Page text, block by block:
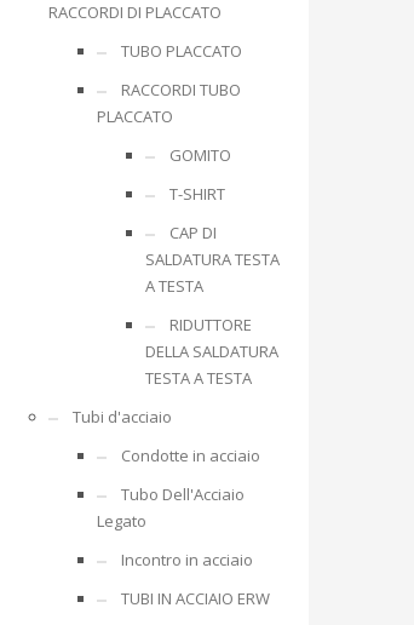
RACCORDI DI PLACCATO
TUBO PLACCATO
RACCORDI TUBO
PLACCATO
GOMITO
T-SHIRT
CAP DI
SALDATURA TESTA
A TESTA
RIDUTTORE
DELLA SALDATURA
TESTA A TESTA
Tubi d'acciaio
Condotte in acciaio
Tubo Dell'Acciaio
Legato
Incontro in acciaio
TUBI IN ACCIAIO ERW